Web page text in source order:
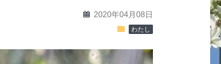
calendar 2020年04月08日
folder わたし